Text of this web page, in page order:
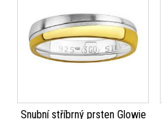
Snubní stříbrný prsten Glowie